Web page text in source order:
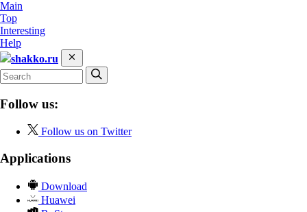
Main
Top
Interesting
Help
shakko.ru
Follow us:
Follow us on Twitter
Applications
Download
Huawei